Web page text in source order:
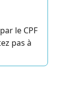
le CPF
pas à